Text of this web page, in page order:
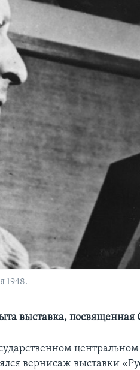
1948.
выставка, посвященная
вернисаж выставки